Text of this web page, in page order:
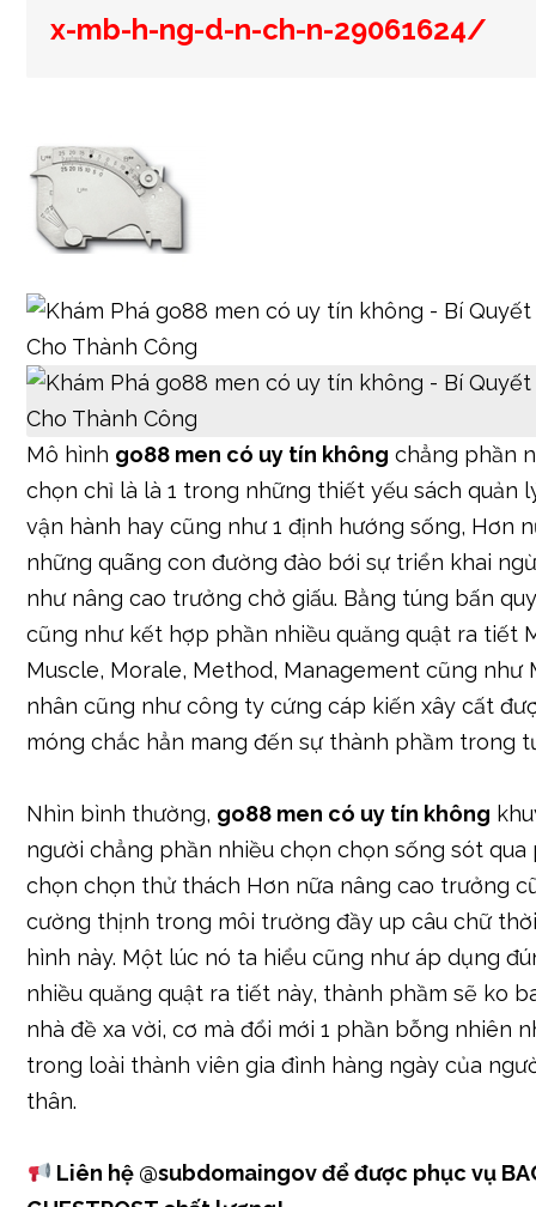
x-mb-h-ng-d-n-ch-n-29061624/
Mô hình go88 men có uy tín không chẳng phần
chọn chỉ là là 1 trong những thiết yếu sách quản
vận hành hay cũng như 1 định hướng sống, Hơn
những quãng con đường đào bới sự triển khai
như nâng cao trưởng chở giấu. Bằng túng bấn
cũng như kết hợp phần nhiều quăng quật ra tiết
Muscle, Morale, Method, Management cũng như
nhân cũng như công ty cứng cáp kiến xây cất
móng chắc hẳn mang đến sự thành phầm trong
Nhìn bình thường, go88 men có uy tín không
người chẳng phần nhiều chọn chọn sống sót qua
chọn chọn thử thách Hơn nữa nâng cao trưởng
cường thịnh trong môi trường đầy up câu chữ
hình này. Một lúc nó ta hiểu cũng như áp dụng
nhiều quăng quật ra tiết này, thành phầm sẽ ko
nhà đề xa vời, cơ mà đổi mới 1 phần bỗng nhiên
trong loài thành viên gia đình hàng ngày của
thân.
Liên hệ @subdomaingovđể được phục vụ